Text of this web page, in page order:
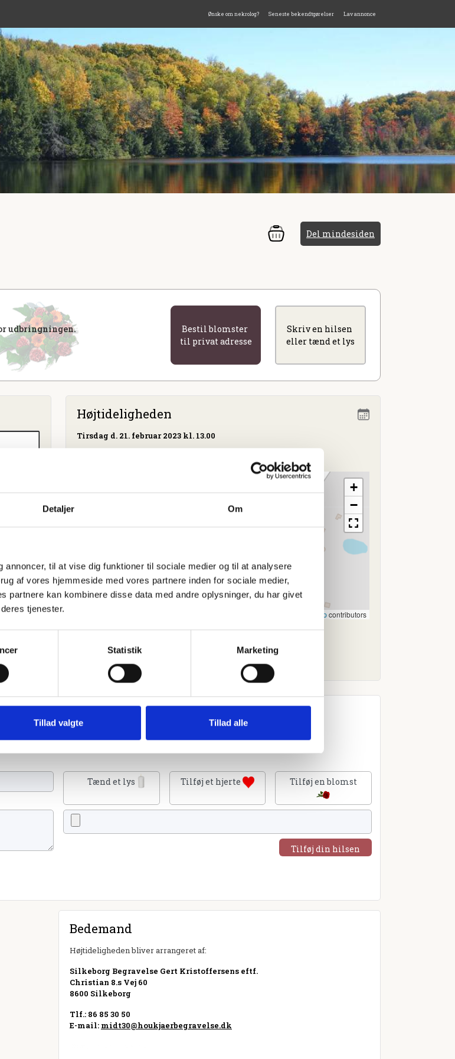
Detaljer Om
til at vise dig funktioner til sociale medier og til at analysere
af vores hjemmeside med vores partnere inden for sociale medier,
partnere kan kombinere disse data med andre oplysninger, du har givet
tjenester.
Statistik Marketing
Tillad valgte Tillad alle
Ønske om nekrolog? Seneste bekendtgørelser Lav annonce
Del mindesiden
udbringningen.
Bestil blomster
til privat adresse
Skriv en hilsen
eller tænd et lys
Højtideligheden
Tirsdag d. 21. februar 2023 kl. 13.00
+
−
OpenStreetMapcontributors
skrive et mindeord,
Tænd et lys Tilføj et hjerte Tilføj en blomst
Tilføj din hilsen
Bedemand
Højtideligheden bliver arrangeret af:
Silkeborg Begravelse Gert Kristoffersens eftf.
Christian 8.s Vej 60
8600 Silkeborg
Tlf.: 86 85 30 50
E-mail: midt30@houkjaerbegravelse.dk